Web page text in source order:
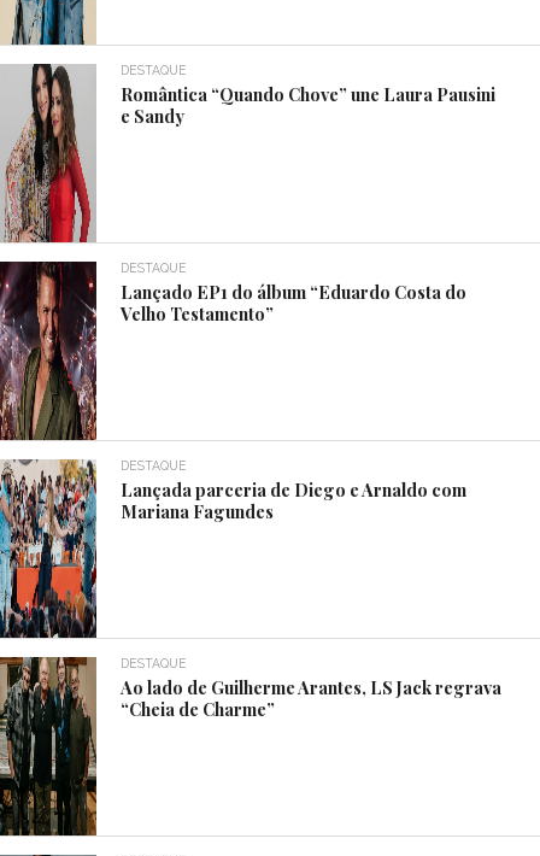
DESTAQUE
Romântica “Quando Chove” une Laura Pausini
e Sandy
DESTAQUE
Lançado EP1 do álbum “Eduardo Costa do
Velho Testamento”
DESTAQUE
Lançada parceria de Diego e Arnaldo com
Mariana Fagundes
DESTAQUE
Ao lado de Guilherme Arantes, LS Jack regrava
“Cheia de Charme”